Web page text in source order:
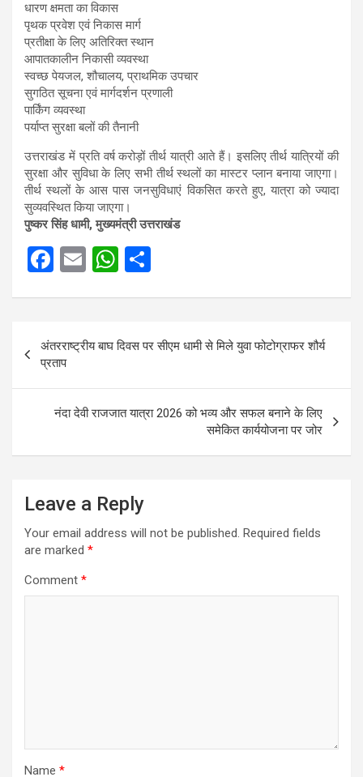
धारण क्षमता का विकास
पृथक प्रवेश एवं निकास मार्ग
प्रतीक्षा के लिए अतिरिक्त स्थान
आपातकालीन निकासी व्यवस्था
स्वच्छ पेयजल, शौचालय, प्राथमिक उपचार
सुगठित सूचना एवं मार्गदर्शन प्रणाली
पार्किंग व्यवस्था
पर्याप्त सुरक्षा बलों की तैनानी
उत्तराखंड में प्रति वर्ष करोड़ों तीर्थ यात्री आते हैं। इसलिए तीर्थ यात्रियों की
सुरक्षा और सुविधा के लिए सभी तीर्थ स्थलों का मास्टर प्लान बनाया जाएगा।
तीर्थ स्थलों के आस पास जनसुविधाएं विकसित करते हुए, यात्रा को ज्यादा
सुव्यवस्थित किया जाएगा।
पुष्कर सिंह धामी, मुख्यमंत्री उत्तराखंड
F
b
o
o
k
E
W
s
p
p
e
Post
navigation
अंतरराष्ट्रीय बाघ दिवस पर सीएम धामी से मिले युवा फोटोग्राफर शौर्य
प्रताप
नंदा देवी राजजात यात्रा 2026 को भव्य और सफल बनाने के लिए
समेकित कार्ययोजना पर जोर
Leave a Reply
Your email address will not be published. Required fields
are marked *
Comment *
Name *